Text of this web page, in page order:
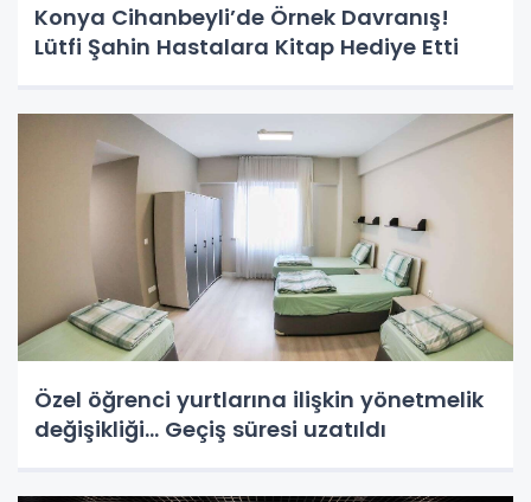
Konya Cihanbeyli’de Örnek Davranış!
Lütfi Şahin Hastalara Kitap Hediye Etti
Özel öğrenci yurtlarına ilişkin yönetmelik
değişikliği... Geçiş süresi uzatıldı